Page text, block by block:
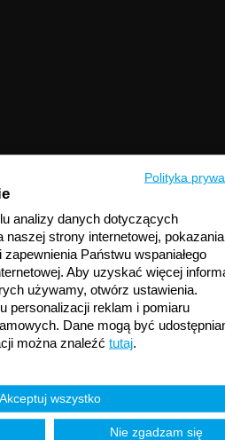
Polityka
analizy danych dotyczących
naszej strony internetowej, pokazania
Państwu wspaniałego
Aby uzyskać więcej
używamy, otwórz ustawienia.
personalizacji reklam i pomiaru
Dane mogą być
można znaleźć tutaj.
Akceptuj wszystko
Nie zgadzam się